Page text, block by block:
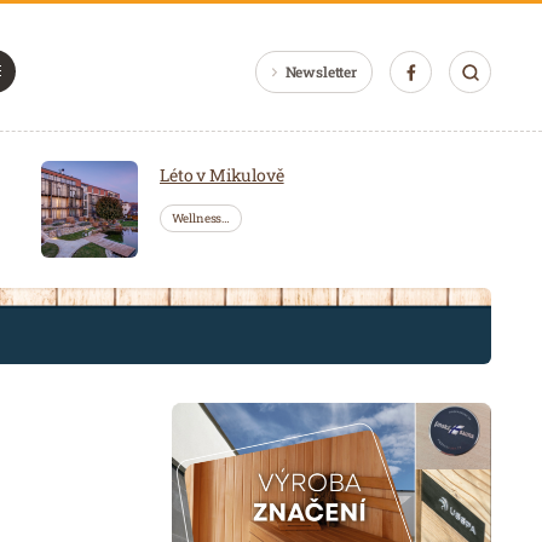
Newsletter
Léto v Mikulově
Wellness…